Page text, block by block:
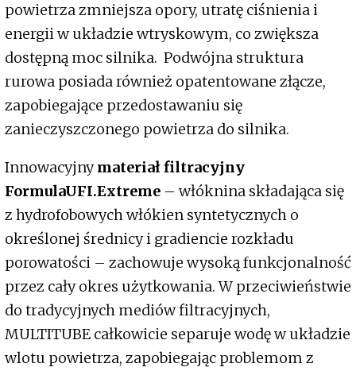
powietrza zmniejsza opory, utratę ciśnienia i
energii w układzie wtryskowym, co zwiększa
dostępną moc silnika. Podwójna struktura
rurowa posiada również opatentowane złącze,
zapobiegające przedostawaniu się
zanieczyszczonego powietrza do silnika.
Innowacyjnymateriał filtracyjny
FormulaUFI.Extreme – włóknina składająca się
z hydrofobowych włókien syntetycznych o
określonej średnicy i gradiencie rozkładu
porowatości – zachowuje wysoką funkcjonalność
przez cały okres użytkowania. W przeciwieństwie
do tradycyjnych mediów filtracyjnych,
MULTITUBE całkowicie separuje wodę w układzie
wlotu powietrza, zapobiegając problemom z